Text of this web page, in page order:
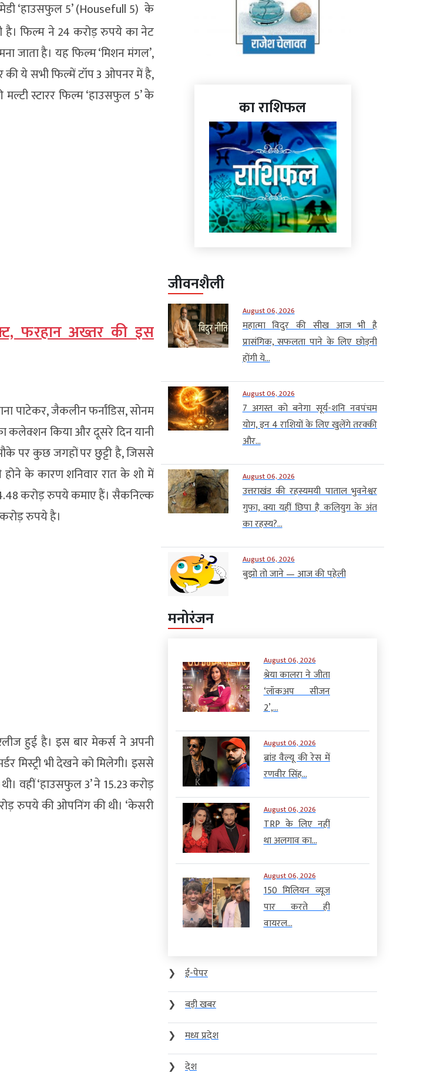
‘हाउसफुल 5’ (Housefull 5) के
है। फिल्म ने 24 करोड़ रुपये का नेट
है। यह फिल्म ‘मिशन मंगल’,
की ये सभी फिल्में टॉप 3 ओपनर में है,
स्टारर फिल्म ‘हाउसफुल 5’ के
फरहान अख्तर की इस
पाटेकर, जैकलीन फर्नांडिस, सोनम
कलेक्शन किया और दूसरे दिन यानी
पर कुछ जगहों पर छुट्टी है, जिससे
होने के कारण शनिवार रात के शो में
करोड़ रुपये कमाए हैं। सैकनिल्क
रुपये है।
हुई है। इस बार मेकर्स ने अपनी
मिस्ट्री भी देखने को मिलेगी। इससे
वहीं ‘हाउसफुल 3’ ने 15.23 करोड़
रुपये की ओपनिंग की थी। ‘केसरी
का राशिफल
जीवनशैली
August 06, 2026
महात्मा विदुर की सीख आज भी है
प्रासंगिक, सफलता पाने के लिए छोड़नी
होंगी ये...
August 06, 2026
7 अगस्त को बनेगा सूर्य-शनि नवपंचम
योग, इन 4 राशियों के लिए खुलेंगे तरक्की
और...
August 06, 2026
उत्तराखंड की रहस्यमयी पाताल भुवनेश्वर
गुफा, क्या यहीं छिपा है कलियुग के अंत
का रहस्य?...
August 06, 2026
बुझो तो जाने — आज की पहेली
मनोरंजन
August 06, 2026
श्रेया कालरा ने जीता
‘लॉकअप सीजन
2’,...
August 06, 2026
ब्रांड वैल्यू की रेस में
रणवीर सिंह...
August 06, 2026
TRP के लिए नहीं
था अलगाव का...
August 06, 2026
150 मिलियन व्यूज
पार करते ही
वायरल...
❯
ई-पेपर
❯
बड़ी खबर
❯
मध्य प्रदेश
❯
देश